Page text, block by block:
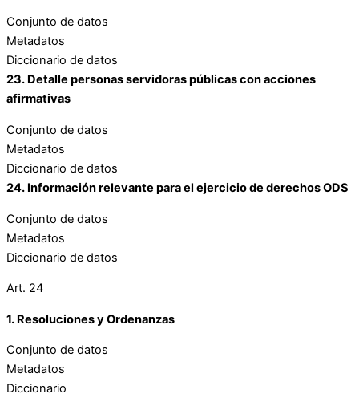
Conjunto de datos
Metadatos
Diccionario de datos
23. Detalle personas servidoras públicas con acciones
afirmativas
Conjunto de datos
Metadatos
Diccionario de datos
24. Información relevante para el ejercicio de derechos ODS
Conjunto de datos
Metadatos
Diccionario de datos
Art. 24
1. Resoluciones y Ordenanzas
Conjunto de datos
Metadatos
Diccionario